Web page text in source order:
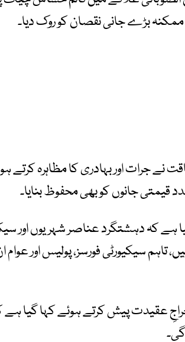
بڑے جانی نقصان کو روک دیا۔
نے جرات اور بہادری کا مظاہرہ
قیمتی جانوں کو بھی محفوظ بنایا۔
کہ دہشتگرد عناصر شہریوں اور
تاہم سیکیورٹی فورسز، پولیس اور
عقیدت پیش کرتے ہوئے کہا گیا ہے